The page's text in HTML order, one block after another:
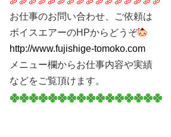
お仕事のお問い合わせ、ご依頼は
ボイスエアーのHPからどうぞ
http://www.fujishige-tomoko.com
メニュー欄からお仕事内容や実績
などをご覧頂けます。